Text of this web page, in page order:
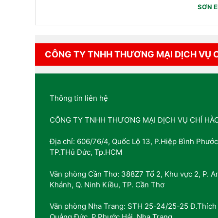
SƠN
CÔNG TY TNHH THƯƠNG MẠI DỊCH VỤ
Thông tin liên hệ
CÔNG TY TNHH THƯƠNG MẠI DỊCH VỤ CHÍ
Địa chỉ: 606/76/4, Quốc Lộ 13, P.Hiệp Bình
TP.THủ Đức, Tp.HCM
Văn phòng Cần Thơ: 388Z7 Tổ 2, Khu vực 2, P.
Khánh, Q. Ninh Kiều, TP. Cần Thơ
Văn phòng Nha Trang: STH 25-24/25-25 Đ.Thích